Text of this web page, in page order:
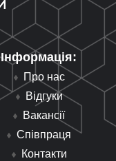
Інформація:
Про нас
Відгуки
Вакансії
Співпраця
Контакти